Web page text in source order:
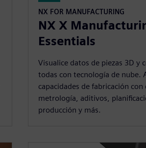
NX FOR MANUFACTURING
NX X
Essentials
Visualice datos de piezas 3D y
todas con tecnología de nube.
capacidades de fabricación
metrología, aditivos,
producción y más.